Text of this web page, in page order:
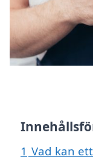
1 Vad kan